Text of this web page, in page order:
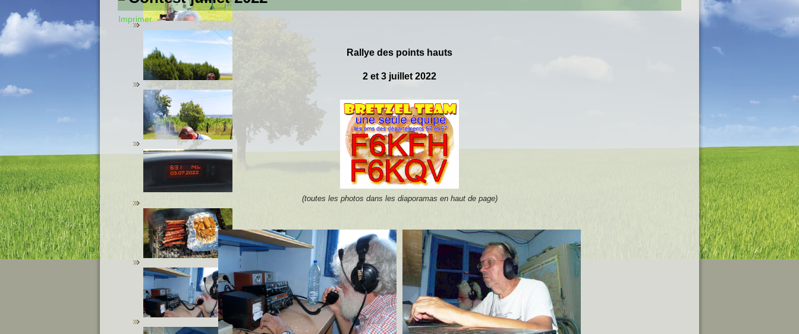
Imprimer
Rallye des points hauts
2 et 3 juillet 2022
(toutes les photos dans les diaporamas en haut de page)